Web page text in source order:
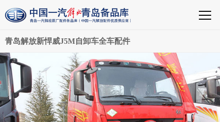
青岛解放新悍威J5M自卸车全车配件